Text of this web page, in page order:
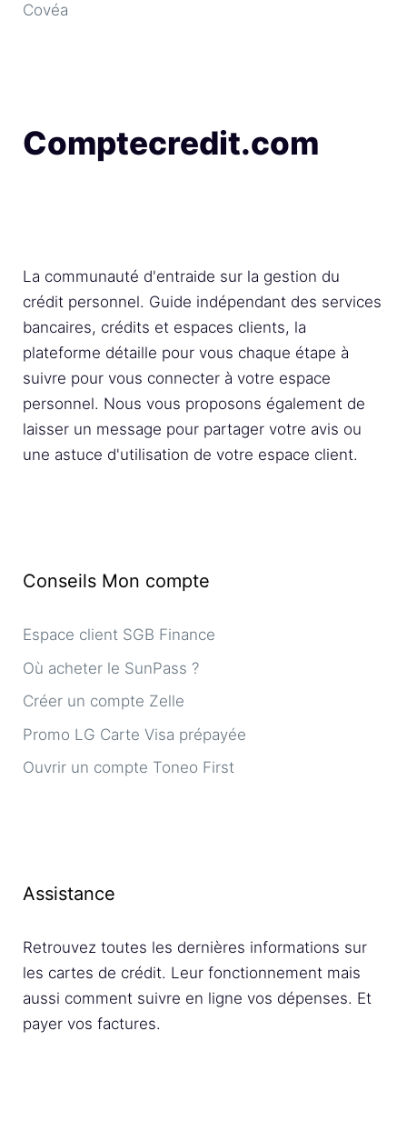
Covéa
Comptecredit.com
La communauté d'entraide sur la gestion du
crédit personnel. Guide indépendant des services
bancaires, crédits et espaces clients, la
plateforme détaille pour vous chaque étape à
suivre pour vous connecter à votre espace
personnel. Nous vous proposons également de
laisser un message pour partager votre avis ou
une astuce d'utilisation de votre espace client.
Conseils Mon compte
Espace client SGB Finance
Où acheter le SunPass ?
Créer un compte Zelle
Promo LG Carte Visa prépayée
Ouvrir un compte Toneo First
Assistance
Retrouvez toutes les dernières informations sur
les cartes de crédit. Leur fonctionnement mais
aussi comment suivre en ligne vos dépenses. Et
payer vos factures.